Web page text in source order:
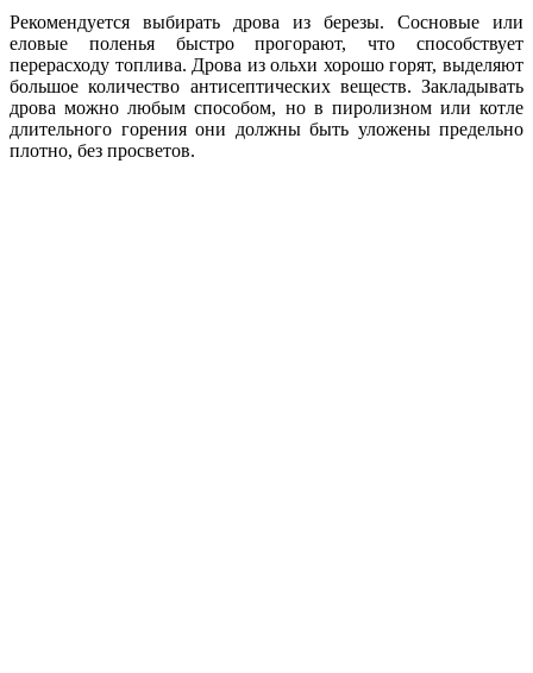
Рекомендуется выбирать дрова из березы. Сосновые или
еловые поленья быстро прогорают, что способствует
перерасходу топлива. Дрова из ольхи хорошо горят, выделяют
большое количество антисептических веществ. Закладывать
дрова можно любым способом, но в пиролизном или котле
длительного горения они должны быть уложены предельно
плотно, без просветов.